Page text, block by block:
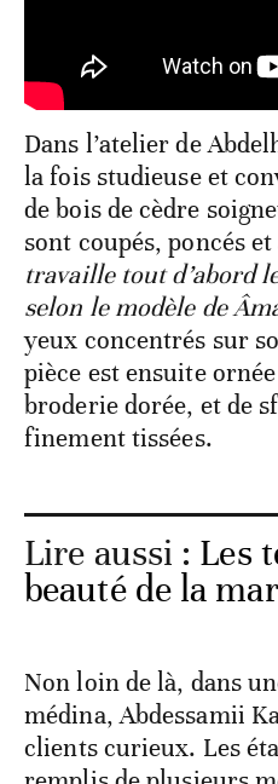
Dans l’atelier de
la fois studieuse et
de bois de cèdre
sont coupés, poncés et
travaille tout d’abord
selon le modèle de
yeux concentrés sur
pièce est ensuite
broderie dorée, et de
finement tissées.
Lire aussi : Les
beauté de la
Non loin de là, dans
médina, Abdessamii
clients curieux. Les